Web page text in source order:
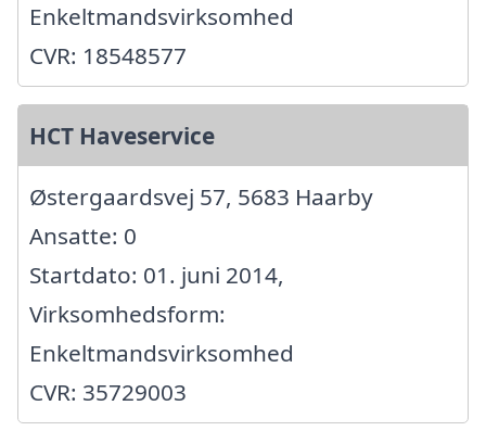
Enkeltmandsvirksomhed
CVR: 18548577
HCT Haveservice
Østergaardsvej 57, 5683 Haarby
Ansatte: 0
Startdato: 01. juni 2014,
Virksomhedsform:
Enkeltmandsvirksomhed
CVR: 35729003